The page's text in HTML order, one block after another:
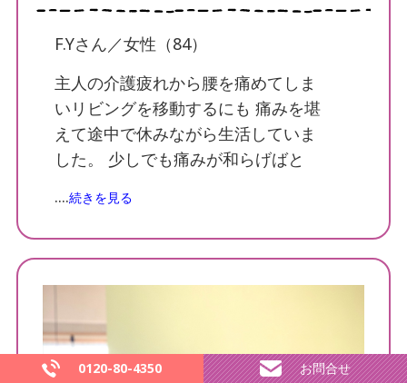
F.Yさん／女性（84）
主人の介護疲れから腰を痛めてしま
いリビングを移動するにも 痛みを堪
えて途中で休みながら生活していま
した。 少しでも痛みが和らげばと
困っていたところ知り合いから神戸
すみれ治療院を紹介されました。 鍼
灸治療の経験が無かったのでどんな
ことをされるのか少し不安でしたが
方についてわかりやすく丁寧に説明
してくれた おかげで緊張することな
....続きを見る
0120-80-4350 お問合せ